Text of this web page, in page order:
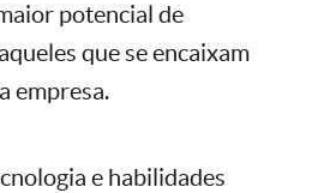
potencial de
que se encaixam
empresa.
e habilidades